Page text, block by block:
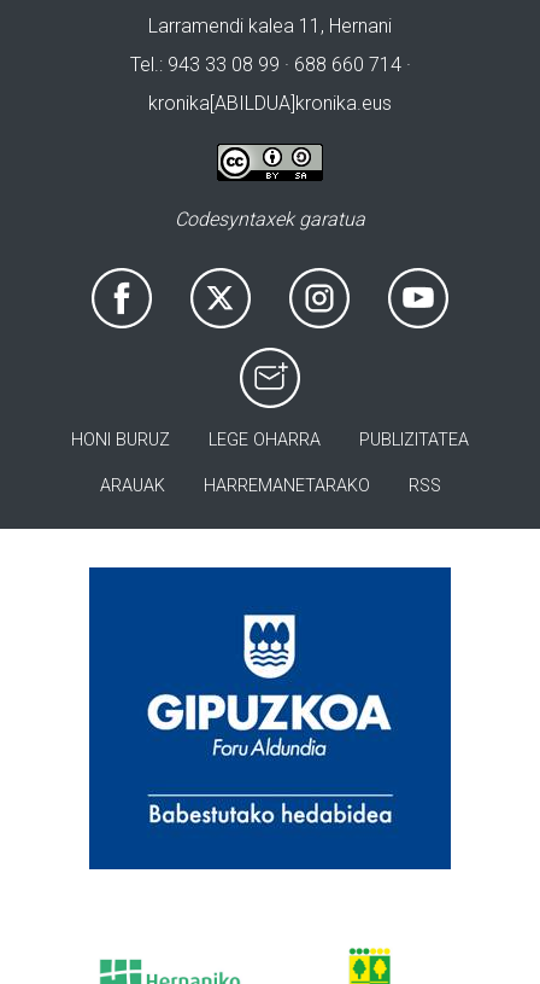
Larramendi kalea 11, Hernani
Tel.: 943 33 08 99 · 688 660 714 ·
kronika[ABILDUA]kronika.eus
Codesyntaxek garatua
HONI BURUZ LEGE OHARRA PUBLIZITATEA
ARAUAK HARREMANETARAKO RSS